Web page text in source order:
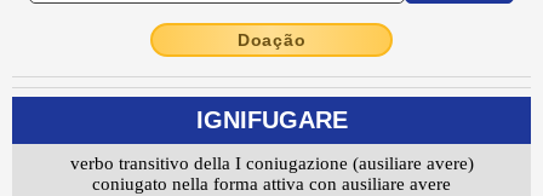
Doação
IGNIFUGARE
verbo transitivo della I coniugazione (ausiliare avere)
coniugato nella forma attiva con ausiliare avere